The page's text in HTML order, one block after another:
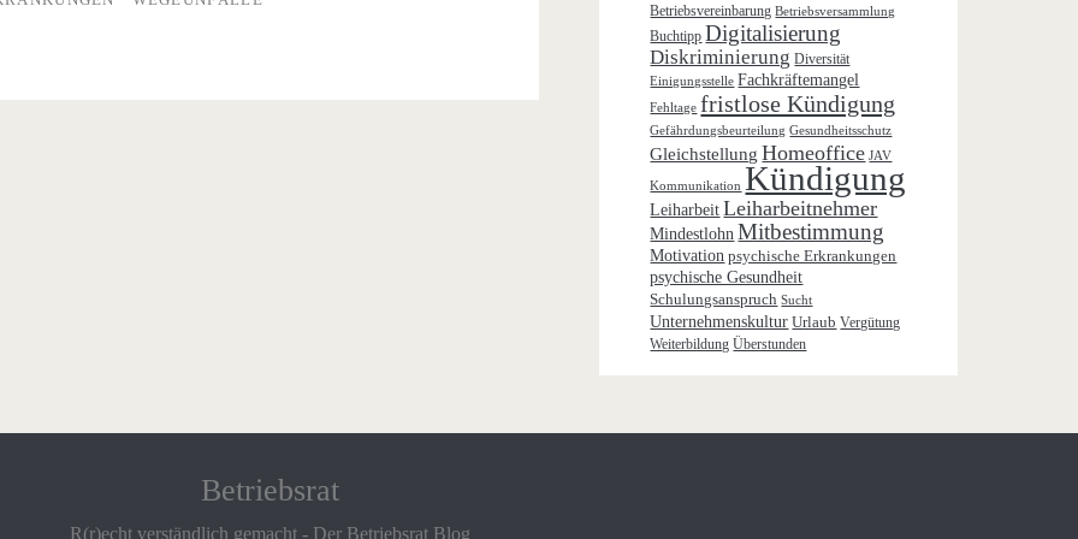
Betriebsvereinbarung Betriebsversammlung
Buchtipp Digitalisierung
Diskriminierung Diversität
Einigungsstelle Fachkräftemangel
Fehltage fristlose Kündigung
Gefährdungsbeurteilung Gesundheitsschutz
Gleichstellung Homeoffice JAV
Kommunikation Kündigung
Leiharbeit Leiharbeitnehmer
Mindestlohn Mitbestimmung
Motivation psychische Erkrankungen
psychische Gesundheit
Schulungsanspruch Sucht
Unternehmenskultur Urlaub Vergütung
Weiterbildung Überstunden
Betriebsrat
R(r)echt verständlich gemacht - Der Betriebsrat Blog